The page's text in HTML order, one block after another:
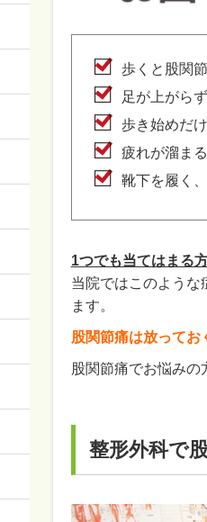
歩くと股関
足が上がら
歩き始めだ
疲れが溜ま
靴下を履く
1つでも当てはまる
当院ではこのような
ます。
股関節痛は放ってお
股関節痛でお悩みの
整形外科で